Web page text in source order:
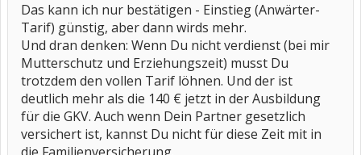
Das kann ich nur bestätigen - Einstieg (Anwärter-
Tarif) günstig, aber dann wirds mehr.
Und dran denken: Wenn Du nicht verdienst (bei mir
Mutterschutz und Erziehungszeit) musst Du
trotzdem den vollen Tarif löhnen. Und der ist
deutlich mehr als die 140 € jetzt in der Ausbildung
für die GKV. Auch wenn Dein Partner gesetzlich
versichert ist, kannst Du nicht für diese Zeit mit in